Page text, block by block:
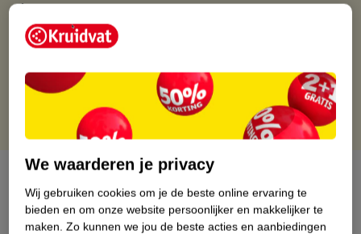
Gratis thuisbezorgd
Gratis retourneren via verkooppartner.
Gratis punten met je Kruidvat kaart
Over dit product
Productinformatie
We waarderen je privacy
Wij gebruiken cookies om je de beste online ervaring te
bieden en om onze website persoonlijker en makkelijker te
maken. Zo kunnen we jou de beste acties en aanbiedingen